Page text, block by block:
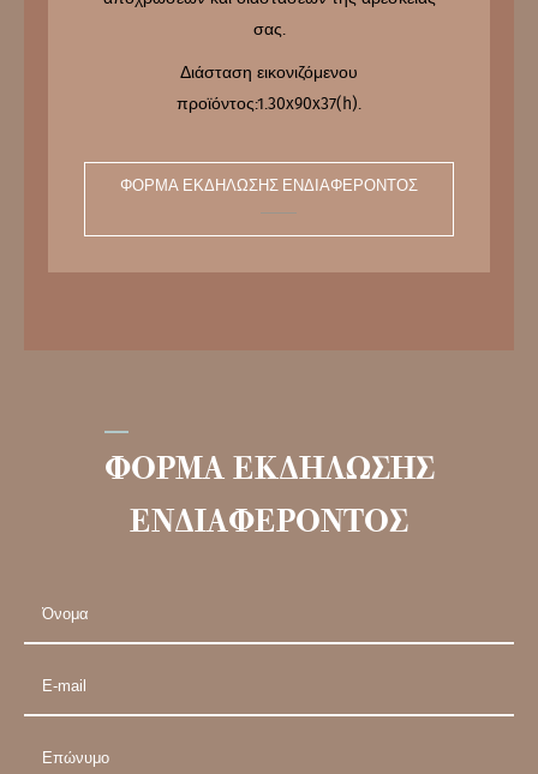
σας.
Διάσταση εικονιζόμενου
προϊόντος:1.30x90x37(h).
ΦΌΡΜΑ ΕΚΔΉΛΩΣΗΣ ΕΝΔΙΑΦΈΡΟΝΤΟΣ
ΦΟΡΜΑ ΕΚΔΗΛΩΣΗΣ
ΕΝΔΙΑΦΕΡΟΝΤΟΣ